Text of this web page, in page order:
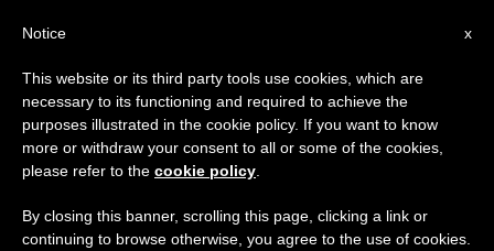
تأمّلات
x
Notice
This website or its third party tools use cookies, which are
necessary to its functioning and required to achieve the
purposes illustrated in the cookie policy. If you want to know
more or withdraw your consent to all or some of the cookies,
please refer to the cookie policy
By closing this banner, scrolling this page, clicking a link or
continuing to browse otherwise, you agree to the use of cookies.